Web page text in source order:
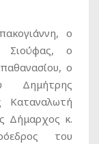
ο
Σιούφας, ο
ο
Δημήτρης
Καταναλωτή
Δήμαρχος κ.
του